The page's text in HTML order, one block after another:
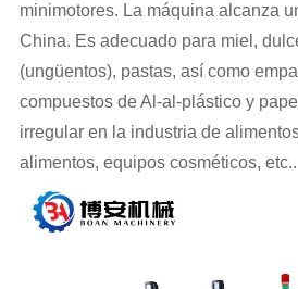
minimotores. La máquina alcanza
China. Es adecuado para miel,
(ungüentos), pastas, así como
compuestos de Al-al-plástico y
irregular en la industria de
alimentos, equipos cosméticos, etc..